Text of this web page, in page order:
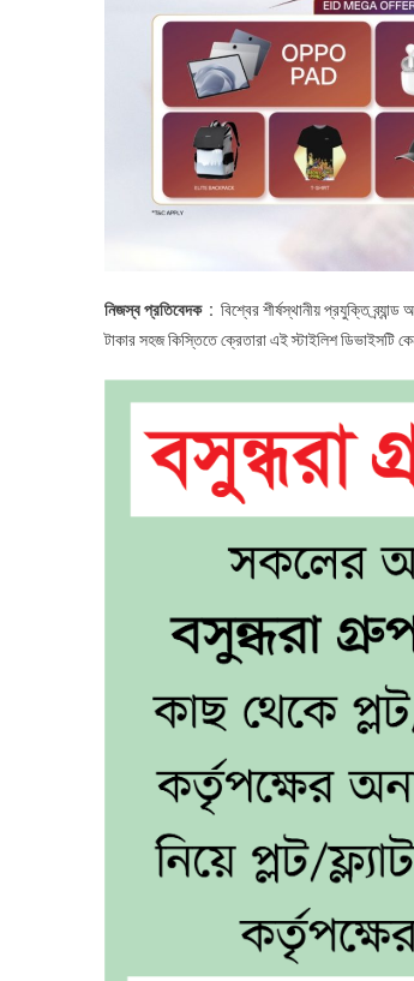
নিজস্ব প্রতিবেদক : বিশ্বের শীর্ষস্থানীয় প্রযুক্তি
টাকার সহজ কিস্তিতে ক্রেতারা এই স্টাইলিশ ডিভাইসটি